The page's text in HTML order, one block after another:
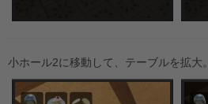
小ホール2に移動して、テーブルを拡大。